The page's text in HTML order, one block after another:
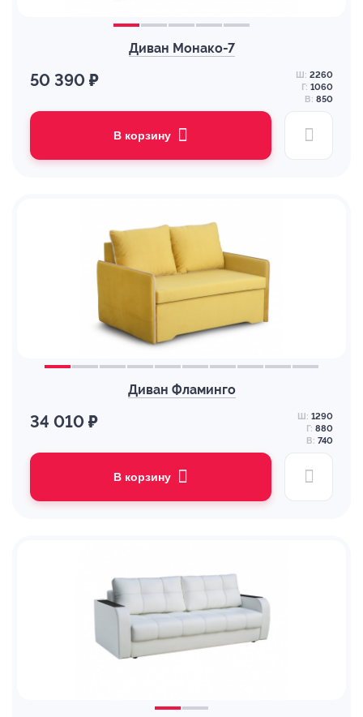
Диван Монако-7
50 390 ₽ Ш: 2260
Г: 1060
В: 850
В корзину
Диван Фламинго
34 010 ₽ Ш: 1290
Г: 880
В: 740
В корзину